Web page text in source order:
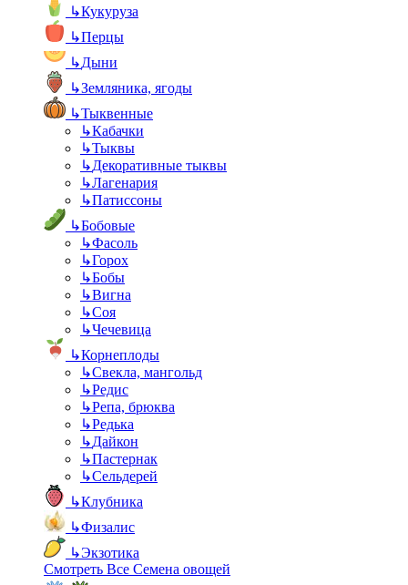
↳Кукуруза
↳Перцы
↳Дыни
↳Земляника, ягоды
↳Тыквенные
↳Кабачки
↳Тыквы
↳Декоративные тыквы
↳Лагенария
↳Патиссоны
↳Бобовые
↳Фасоль
↳Горох
↳Бобы
↳Вигна
↳Соя
↳Чечевица
↳Корнеплоды
↳Свекла, мангольд
↳Редис
↳Репа, брюква
↳Редька
↳Дайкон
↳Пастернак
↳Сельдерей
↳Клубника
↳Физалис
↳Экзотика
Смотреть Все Семена овощей